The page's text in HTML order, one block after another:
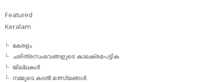
Featured
Keralam
കേരളം
ചരിത്രസംഭവങ്ങളുടെ കാലക്രമപട്ടിക
ജില്ലകള്‍
നമ്മുടെ കടല്‍ മത്സ്യങ്ങള്‍